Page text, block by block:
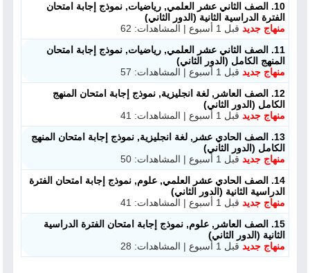
10. الصف الثاني عشر العلمي, رياضيات, نموذج إجابة امتحان
الفترة الدراسية الثانية (الدور الثاني)
منهاج جديد قبل 1 أسبوع | المشاهدات: 62
11. الصف الثاني عشر العلمي, رياضيات, نموذج إجابة امتحان
المنهج الكامل (الدور الثاني)
منهاج جديد قبل 1 أسبوع | المشاهدات: 57
12. الصف العاشر, لغة انجليزية, نموذج إجابة امتحان المنهج
الكامل (الدور الثاني)
منهاج جديد قبل 1 أسبوع | المشاهدات: 41
13. الصف الحادي عشر, لغة انجليزية, نموذج إجابة امتحان المنهج
الكامل (الدور الثاني)
منهاج جديد قبل 1 أسبوع | المشاهدات: 50
14. الصف الحادي عشر العلمي, علوم, نموذج إجابة امتحان الفترة
الدراسية الثانية (الدور الثاني)
منهاج جديد قبل 1 أسبوع | المشاهدات: 41
15. الصف العاشر, علوم, نموذج إجابة امتحان الفترة الدراسية
الثانية (الدور الثاني)
منهاج جديد قبل 1 أسبوع | المشاهدات: 28